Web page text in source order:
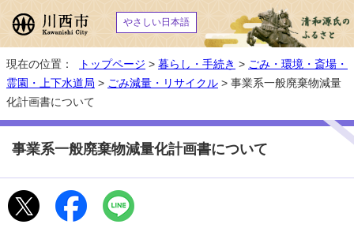
やさしい日本語
現在の位置： トップページ > 暮らし・手続き > ごみ・環境・斎場・
霊園・上下水道局 > ごみ減量・リサイクル > 事業系一般廃棄物減量
化計画書について
事業系一般廃棄物減量化計画書について